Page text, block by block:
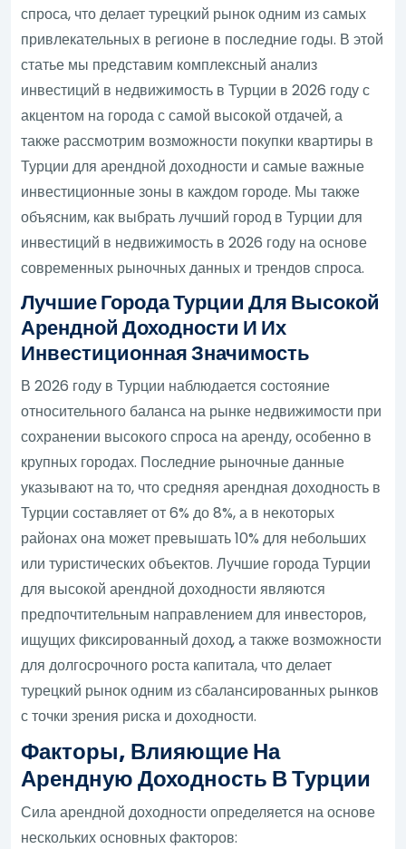
спроса, что делает турецкий рынок одним из самых
привлекательных в регионе в последние годы. В этой
статье мы представим комплексный анализ
инвестиций в недвижимость в Турции в 2026 году с
акцентом на города с самой высокой отдачей, а
также рассмотрим возможности покупки квартиры в
Турции для арендной доходности и самые важные
инвестиционные зоны в каждом городе. Мы также
объясним, как выбрать лучший город в Турции для
инвестиций в недвижимость в 2026 году на основе
современных рыночных данных и трендов спроса.
Лучшие Города Турции Для Высокой
Арендной Доходности И Их
Инвестиционная Значимость
В 2026 году в Турции наблюдается состояние
относительного баланса на рынке недвижимости при
сохранении высокого спроса на аренду, особенно в
крупных городах. Последние рыночные данные
указывают на то, что средняя арендная доходность в
Турции составляет от 6% до 8%, а в некоторых
районах она может превышать 10% для небольших
или туристических объектов. Лучшие города Турции
для высокой арендной доходности являются
предпочтительным направлением для инвесторов,
ищущих фиксированный доход, а также возможности
для долгосрочного роста капитала, что делает
турецкий рынок одним из сбалансированных рынков
с точки зрения риска и доходности.
Факторы, Влияющие На
Арендную Доходность В Турции
Сила арендной доходности определяется на основе
нескольких основных факторов: